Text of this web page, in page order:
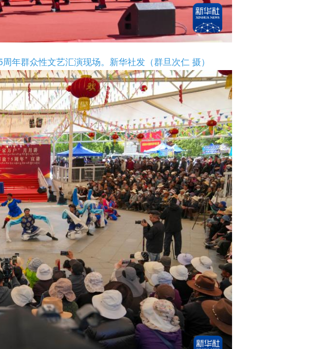
年群众性文艺汇演现场。新华社发（群旦次仁 摄）